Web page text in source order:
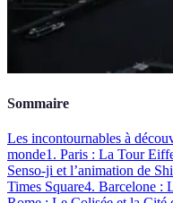
Sommaire
Les incontournables à
monde1. Paris : La Tour
Senso-ji et l’animation de
Times Square4. Barcelone :